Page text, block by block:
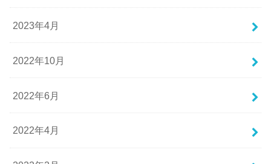
2023年4月
2022年10月
2022年6月
2022年4月